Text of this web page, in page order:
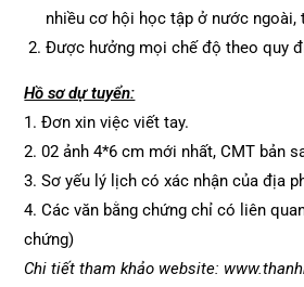
nhiều cơ hội học tập ở nước ngoài,
Được hưởng mọi chế độ theo quy
Hồ sơ dự tuyển:
1. Đơn xin việc viết tay.
2. 02 ảnh 4*6 cm mới nhất, CMT bản
3. Sơ yếu lý lịch có xác nhận của địa
4. Các văn bằng chứng chỉ có liên
chứng)
Chi tiết tham khảo website: